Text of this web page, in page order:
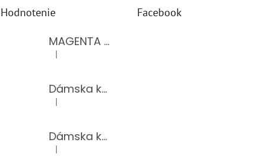
Hodnotenie
MAGENTA dámsky top 15-T/BLACK
Hodnotenie produktu je 5 z 5 hviezdičiek.
|
Dámska kožená kabelka LAURA BIAGGI 944-PINK
Hodnotenie produktu je 5 z 5 hviezdičiek.
|
Dámska kožená kabelka TS04-519/JEANS BLUE
Hodnotenie produktu je 5 z 5 hviezdičiek.
|
Facebook